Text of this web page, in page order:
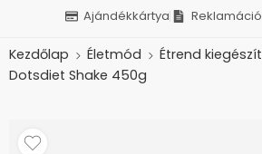
Ajándékkártya Reklamáció
Kezdőlap Életmód
Étrend
Dotsdiet Shake 450g